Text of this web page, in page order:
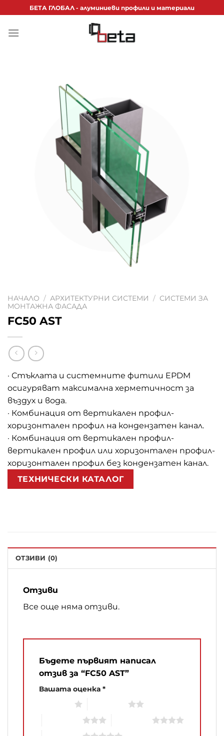
to
content
БЕТА ГЛОБАЛ - алуминиеви профили и материали
НАЧАЛО / АРХИТЕКТУРНИ СИСТЕМИ / СИСТЕМИ ЗА
МОНТАЖНА ФАСАДА
FC50 AST
· Стъклата и системните фитили EPDM
осигуряват максимална херметичност за
въздух и вода.
· Комбинация от вертикален профил-
хоризонтален профил на кондензатен канал.
· Комбинация от вертикален профил-
вертикален профил или хоризонтален профил-
хоризонтален профил без кондензатен канал.
ТЕХНИЧЕСКИ КАТАЛОГ
ОТЗИВИ (0)
Отзиви
Все още няма отзиви.
Бъдете първият написал
отзив за “FC50 AST”
Вашата оценка *